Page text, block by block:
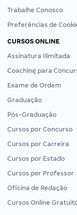
Trabalhe Conosco
Preferências de
CURSOS ONLINE
Assinatura Ilimitada
Coaching para
Exame de Ordem
Graduação
Pós-Graduação
Cursos por Concurso
Cursos por Carreira
Cursos por Estado
Cursos por Professor
Oficina de Redação
Cursos Online